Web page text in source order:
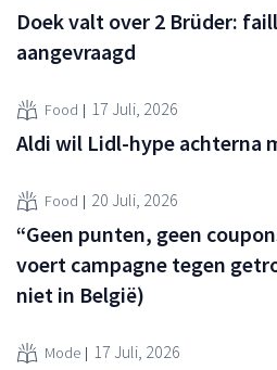
Doek valt over 2 Brüder:
aangevraagd
Food 17 Juli, 2026
Aldi wil Lidl-hype achterna
Food 20 Juli, 2026
“Geen punten, geen
voert campagne tegen
niet in België)
Mode 17 Juli, 2026